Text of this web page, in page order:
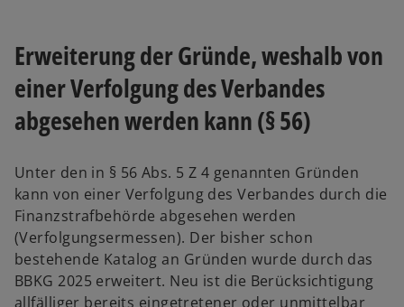
Erweiterung der Gründe, weshalb von
einer Verfolgung des Verbandes
abgesehen werden kann (§ 56)
Unter den in § 56 Abs. 5 Z 4 genannten Gründen
kann von einer Verfolgung des Verbandes durch die
Finanz­straf­behörde abgesehen werden
(Verfolgungs­ermessen). Der bisher schon
bestehende Katalog an Gründen wurde durch das
BBKG 2025 erweitert. Neu ist die Berücksichtigung
allfälliger bereits eingetretener oder unmittelbar